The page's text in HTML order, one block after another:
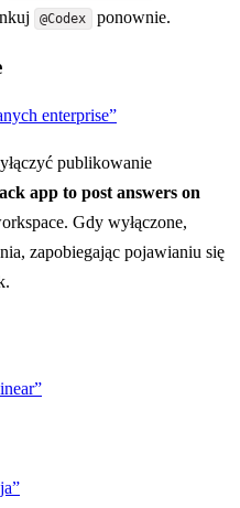
@Codex ponownie.
enterprise”
publikowanie
app to post answers on
Gdy wyłączone,
zapobiegając pojawianiu się